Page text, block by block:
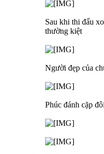
Sau khi thi đấu
thường kiệt
Người đẹp của
Phúc đánh cặp